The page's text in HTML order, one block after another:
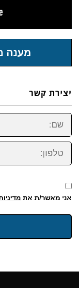
מענה מיידי:
יצירת קשר
שם:
טלפון:
אני מאשר/ת את